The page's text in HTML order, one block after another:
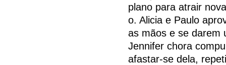
plano para atrair
o. Alicia e Paulo
as mãos e se darem
Jennifer chora
afastar-se dela,